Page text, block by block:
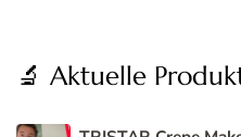
🔬 Aktuelle